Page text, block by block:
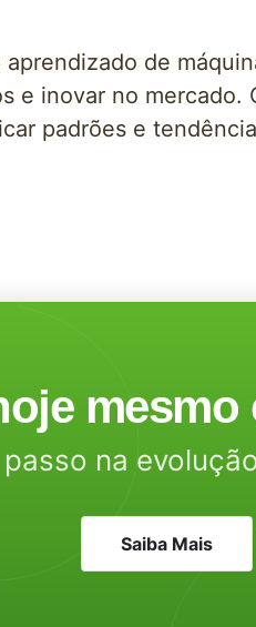
de
e inovar no
padrões e
mesmo
na
Saiba Mais